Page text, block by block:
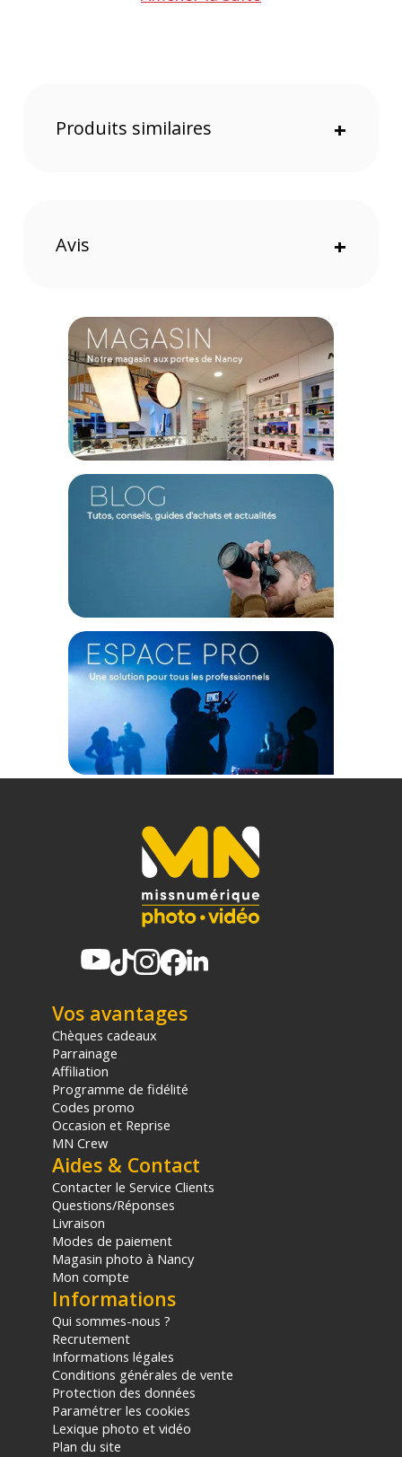
Contenu du carton
(1) Offre valable jusqu'au 31 Décembre 2030 à partir de 49 euros
d'achat, sur la base d'une expédition Chronopost 24H vers un point
relais situé en France continentale uniquement, valable uniquement
sur les produits de moins de 1m et moins de 20Kg.
(2) Nombre de points Fidélité estimés, hors remises au panier, basé
sur le prix TTC en €, les points seront effectivement calculés dans le
Produits similaires +
Avis +
Vos avantages
Chèques cadeaux
Parrainage
Affiliation
Programme de fidélité
Codes promo
Occasion et Reprise
MN Crew
Aides & Contact
Contacter le Service Clients
Questions/Réponses
Livraison
Modes de paiement
Magasin photo à Nancy
Mon compte
Informations
Qui sommes-nous ?
Recrutement
Informations légales
Conditions générales de vente
Protection des données
Paramétrer les cookies
Lexique photo et vidéo
Plan du site